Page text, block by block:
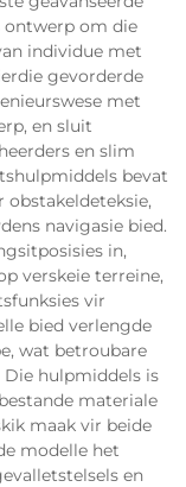
om die
individue met
gevorderde
met
en sluit
en slim
bevat
obstakeldeteksie,
navigasie bied.
in,
verskeie terreine,
vir
bied verlengde
wat betroubare
hulpmiddels is
materiale
maak vir beide
modelle het
en